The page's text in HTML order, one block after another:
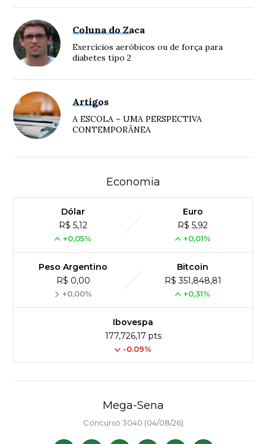
Coluna do Zaca
Exercícios aeróbicos ou de força para
diabetes tipo 2
Artigos
A ESCOLA – UMA PERSPECTIVA
CONTEMPORÂNEA
Economia
Dólar
R$ 5,12
+0,05%
Euro
R$ 5,92
+0,01%
Peso Argentino
R$ 0,00
+0,00%
Bitcoin
R$ 351,848,81
+0,31%
Ibovespa
177,726,17 pts
-0.09%
Mega-Sena
Concurso 3040 (04/08/26)